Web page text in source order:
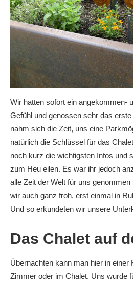
Wir hatten sofort ein angekommen-
Gefühl und genossen sehr das
nahm sich die Zeit, uns eine
natürlich die Schlüssel für das
noch kurz die wichtigsten Infos und
zum Heu eilen. Es war ihr jedoch
alle Zeit der Welt für uns
wir auch ganz froh, erst einmal in
Und so erkundeten wir unsere
Das Chalet auf
Übernachten kann man hier in einer
Zimmer oder im Chalet. Uns wurde